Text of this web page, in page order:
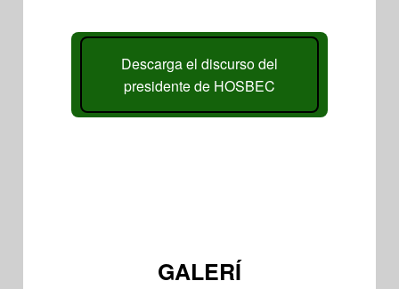
Descarga el discurso del
presidente de HOSBEC
GALERÍ